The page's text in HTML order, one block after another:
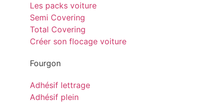
Les packs voiture
Semi Covering
Total Covering
Créer son flocage voiture
Fourgon
Adhésif lettrage
Adhésif plein